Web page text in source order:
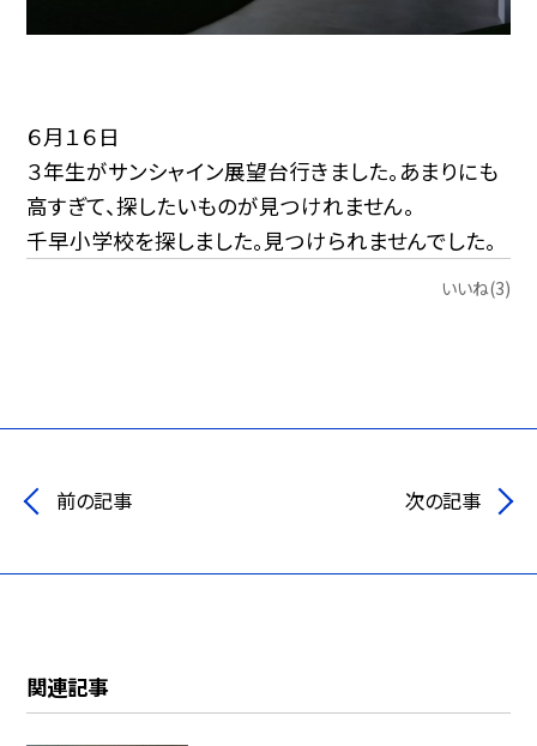
６月１６日
３年生がサンシャイン展望台行きました。あまりにも
高すぎて、探したいものが見つけれません。
千早小学校を探しました。見つけられませんでした。
いいね(3)
前の記事 次の記事
関連記事